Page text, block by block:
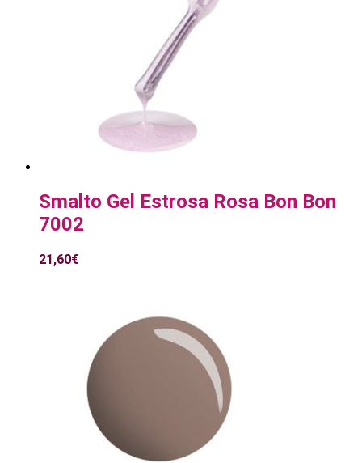
Smalto Gel Estrosa Rosa Bon Bon
7002
21,60€